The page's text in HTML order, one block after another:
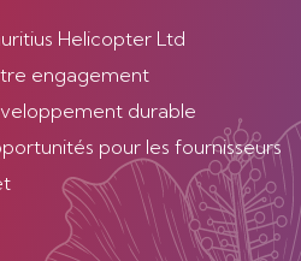
Helicopter Ltd
engagement
durable
pour les fournisseurs